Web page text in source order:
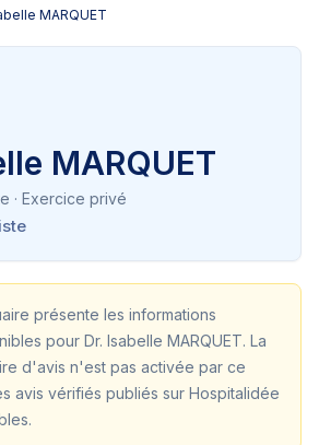
MARQUET
MARQUET
· Exercice privé
présente les informations
pour Dr. Isabelle MARQUET. La
d'avis n'est pas activée par ce
avis vérifiés publiés sur Hospitalidée